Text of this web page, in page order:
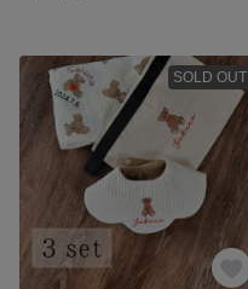
SOLD OUT